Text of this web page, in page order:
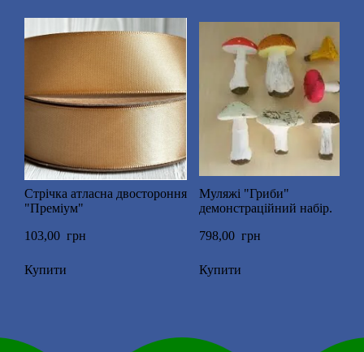
Стрічка атласна двостороння
"Преміум"
103,00  грн
Купити
Муляжі "Гриби"
демонстраційний набір.
798,00  грн
Купити